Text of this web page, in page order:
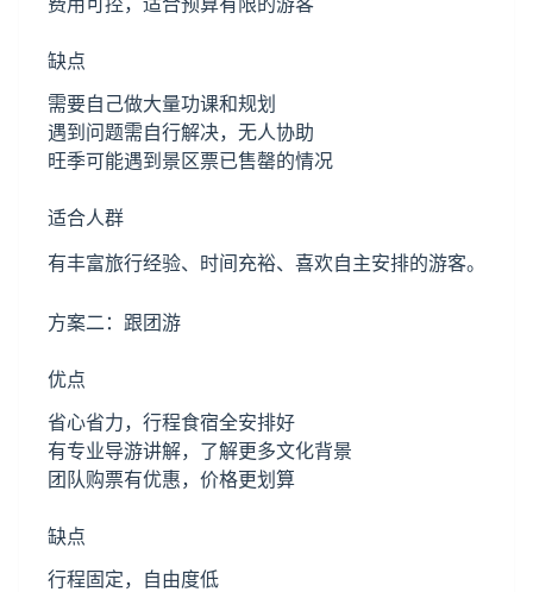
费用可控，适合预算有限的游客
缺点
需要自己做大量功课和规划
遇到问题需自行解决，无人协助
旺季可能遇到景区票已售罄的情况
适合人群
有丰富旅行经验、时间充裕、喜欢自主安排的游客。
方案二：跟团游
优点
省心省力，行程食宿全安排好
有专业导游讲解，了解更多文化背景
团队购票有优惠，价格更划算
缺点
行程固定，自由度低